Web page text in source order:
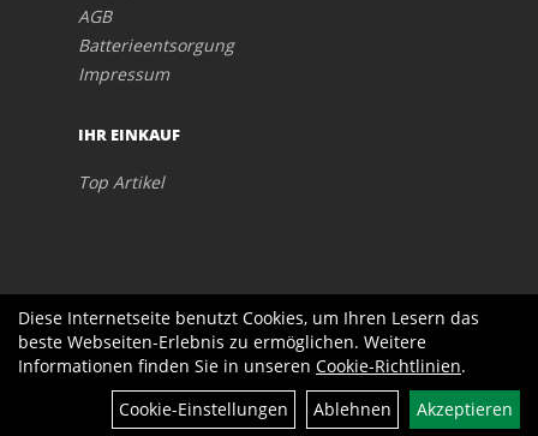
AGB
Batterieentsorgung
Impressum
IHR EINKAUF
Top Artikel
Diese Internetseite benutzt Cookies, um Ihren Lesern das
beste Webseiten-Erlebnis zu ermöglichen. Weitere
Informationen finden Sie in unseren Cookie-Richtlinien.
Cookie-Einstellungen
Ablehnen Akzeptieren